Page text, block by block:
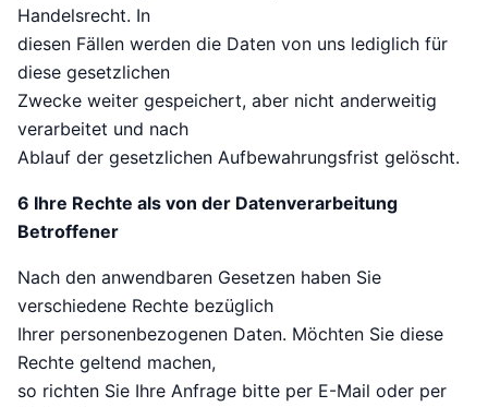
Handelsrecht. In
diesen Fällen werden die Daten von uns lediglich für
diese gesetzlichen
Zwecke weiter gespeichert, aber nicht anderweitig
verarbeitet und nach
Ablauf der gesetzlichen Aufbewahrungsfrist gelöscht.
6 Ihre Rechte als von der Datenverarbeitung
Betroffener
Nach den anwendbaren Gesetzen haben Sie
verschiedene Rechte bezüglich
Ihrer personenbezogenen Daten. Möchten Sie diese
Rechte geltend machen,
so richten Sie Ihre Anfrage bitte per E-Mail oder per